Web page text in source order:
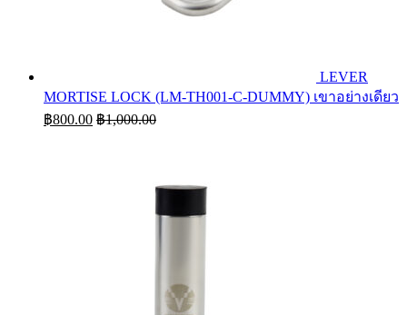
LEVER
MORTISE LOCK (LM-TH001-C-DUMMY) เขาอย่างเดียว
฿800.00 ฿1,000.00